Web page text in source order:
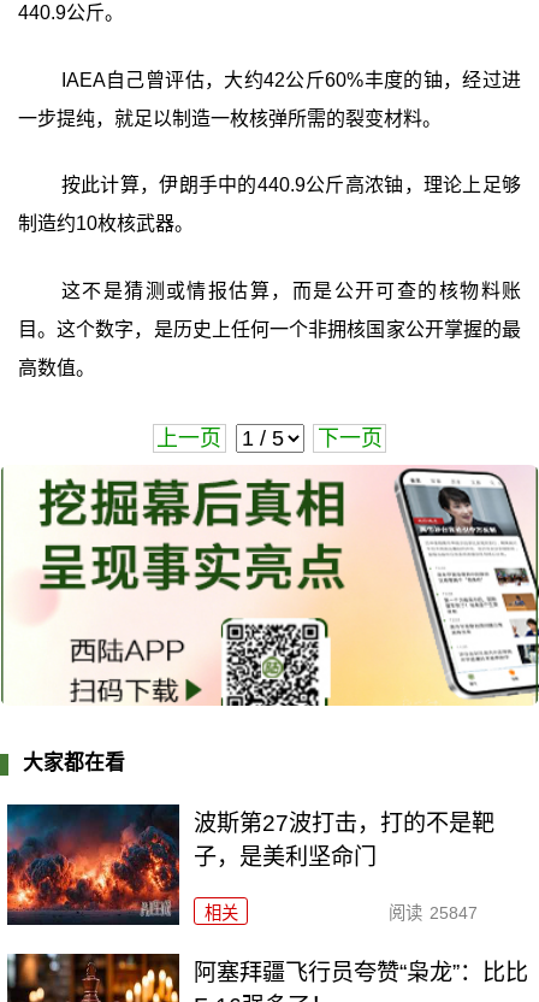
440.9公斤。
IAEA自己曾评估，大约42公斤60%丰度的铀，经过进
一步提纯，就足以制造一枚核弹所需的裂变材料。
按此计算，伊朗手中的440.9公斤高浓铀，理论上足够
制造约10枚核武器。
这不是猜测或情报估算，而是公开可查的核物料账
目。这个数字，是历史上任何一个非拥核国家公开掌握的最
高数值。
上一页 下一页
大家都在看
波斯第27波打击，打的不是靶
子，是美利坚命门
相关 阅读 25847
阿塞拜疆飞行员夸赞“枭龙”：比比